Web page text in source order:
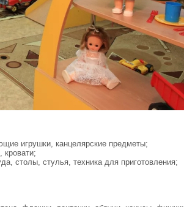
игрушки, канцелярские предметы;
кровати;
столы, стулья, техника для приготовления;